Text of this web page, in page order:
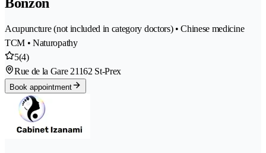
Acupuncture (not included in category doctors) • Chinese medicine
TCM • Naturopathy
5(4)
Rue de la Gare 21162 St-Prex
Book appointment